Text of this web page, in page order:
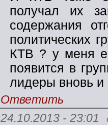
получал их
содержания
политических
КТВ ? у меня
появится в
лидеры вновь и
Ответить
24.10.2013 - 23:01